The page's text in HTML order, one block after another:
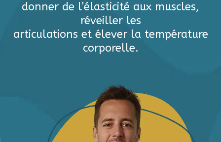
donner de l’élasticité aux muscles,
réveiller les
articulations et élever la température
corporelle.